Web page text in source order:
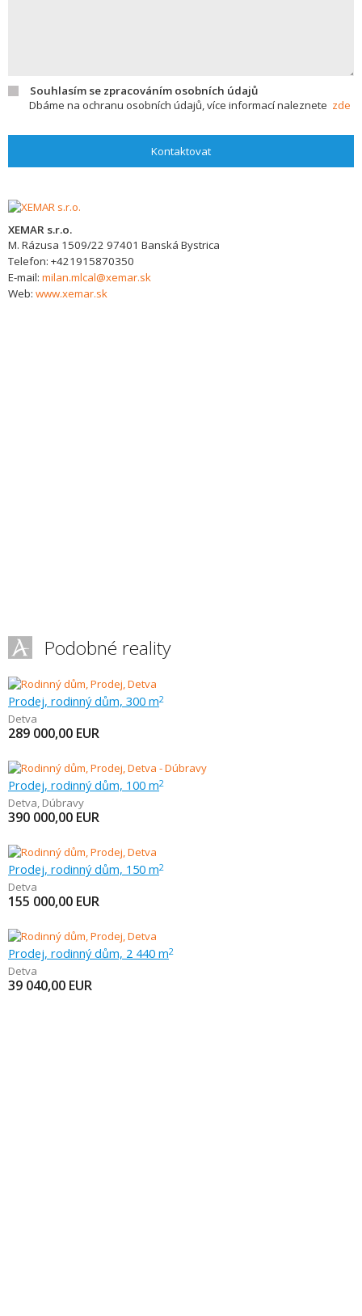
Souhlasím se zpracováním osobních údajů
Dbáme na ochranu osobních údajů, více informací naleznete zde
Kontaktovat
XEMAR s.r.o.
M. Rázusa 1509/22 97401 Banská Bystrica
Telefon: +421915870350
E-mail: milan.mlcal@xemar.sk
Web: www.xemar.sk
Podobné reality
Prodej, rodinný dům, 300 m2
Detva
289 000,00 EUR
Prodej, rodinný dům, 100 m2
Detva, Dúbravy
390 000,00 EUR
Prodej, rodinný dům, 150 m2
Detva
155 000,00 EUR
Prodej, rodinný dům, 2 440 m2
Detva
39 040,00 EUR